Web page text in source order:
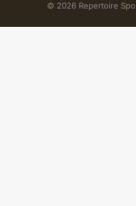
© 2026 Repertoire